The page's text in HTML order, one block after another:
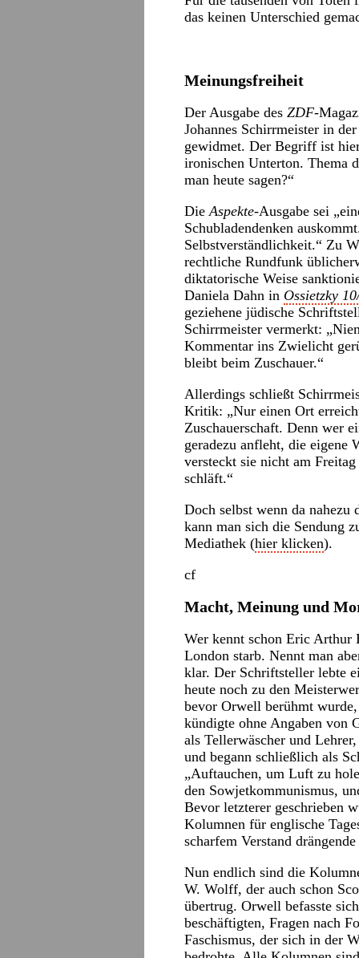
das keinen Unterschied
Meinungsfreiheit
Der Ausgabe des ZDF-
Johannes Schirrmeister in
gewidmet. Der Begriff ist
ironischen Unterton. Thema
man heute sagen?“
DieAspekte-Ausgabe sei
Schubladendenken
Selbstverständlichkeit.“ Zu
rechtliche Rundfunk
diktatorische Weise
Daniela Dahn in Ossietzky
geziehene jüdische
Schirrmeister vermerkt:
Kommentar ins Zwielicht
bleibt beim Zuschauer.“
Allerdings schließt
Kritik: „Nur einen Ort
Zuschauerschaft. Denn wer
geradezu anfleht, die eigene
versteckt sie nicht am
schläft.“
Doch selbst wenn da nahezu
kann man sich die Sendung
Mediathek (hier klicken).
cf
Macht, Meinung und
Wer kennt schon Eric Arthur
London starb. Nennt man
klar. Der Schriftsteller lebte
heute noch zu den
bevor Orwell berühmt
kündigte ohne Angaben von
als Tellerwäscher und
und begann schließlich als
„Auftauchen, um Luft zu
den Sowjetkommunismus,
Bevor letzterer geschrieben
Kolumnen für englische
scharfem Verstand
Nun endlich sind die
W. Wolff, der auch schon
übertrug. Orwell befasste
beschäftigten, Fragen nach
Faschismus, der sich in der